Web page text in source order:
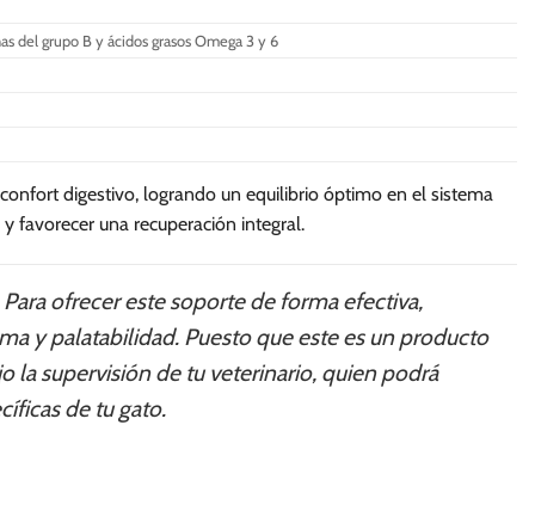
del grupo B y ácidos grasos Omega 3 y 6
digestivo, logrando un equilibrio óptimo en el sistema
favorecer una recuperación integral.
ofrecer este soporte de forma efectiva,
y palatabilidad. Puesto que este es un producto
la supervisión de tu veterinario, quien podrá
de tu gato.